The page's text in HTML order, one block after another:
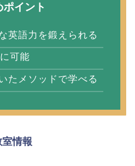
ポイント
英語力を鍛えられる
可能
たメソッドで学べる
情報